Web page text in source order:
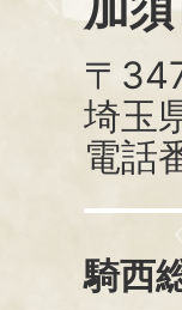
〒
埼玉
電話
騎西